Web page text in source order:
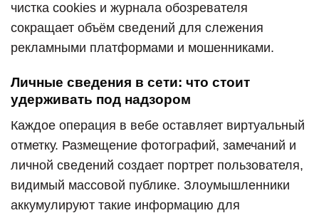
чистка cookies и журнала обозревателя
сокращает объём сведений для слежения
рекламными платформами и мошенниками.
Личные сведения в сети: что стоит
удерживать под надзором
Каждое операция в вебе оставляет виртуальный
отметку. Размещение фотографий, замечаний и
личной сведений создает портрет пользователя,
видимый массовой публике. Злоумышленники
аккумулируют такие информацию для